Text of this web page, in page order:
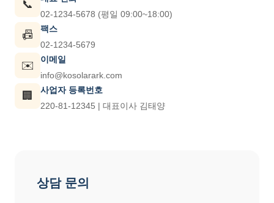
📞
02-1234-5678 (평일 09:00~18:00)
📠
팩스
02-1234-5679
✉️
이메일
info@kosolarark.com
🏢
사업자 등록번호
220-81-12345 | 대표이사 김태양
상담 문의